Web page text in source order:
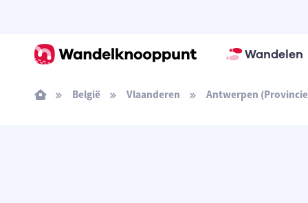
Wandelen
België Vlaanderen Antwerpen